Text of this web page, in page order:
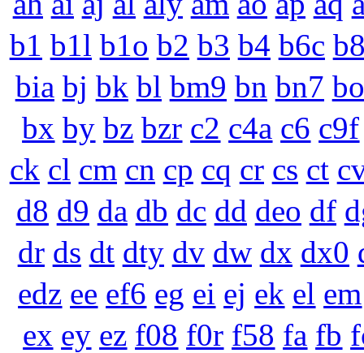
b1 b1l b1o b2 b3 b4 b6c
bia bj bk bl bm9 bn bn7 bo
bx by bz bzr c2 c4a c6 c9f
ck cl cm cn cp cq cr cs ct
d8 d9 da db dc dd deo df
dr ds dt dty dv dw dx dx0
edz ee ef6 eg ei ej ek el em
ex ey ez f08 f0r f58 fa fb